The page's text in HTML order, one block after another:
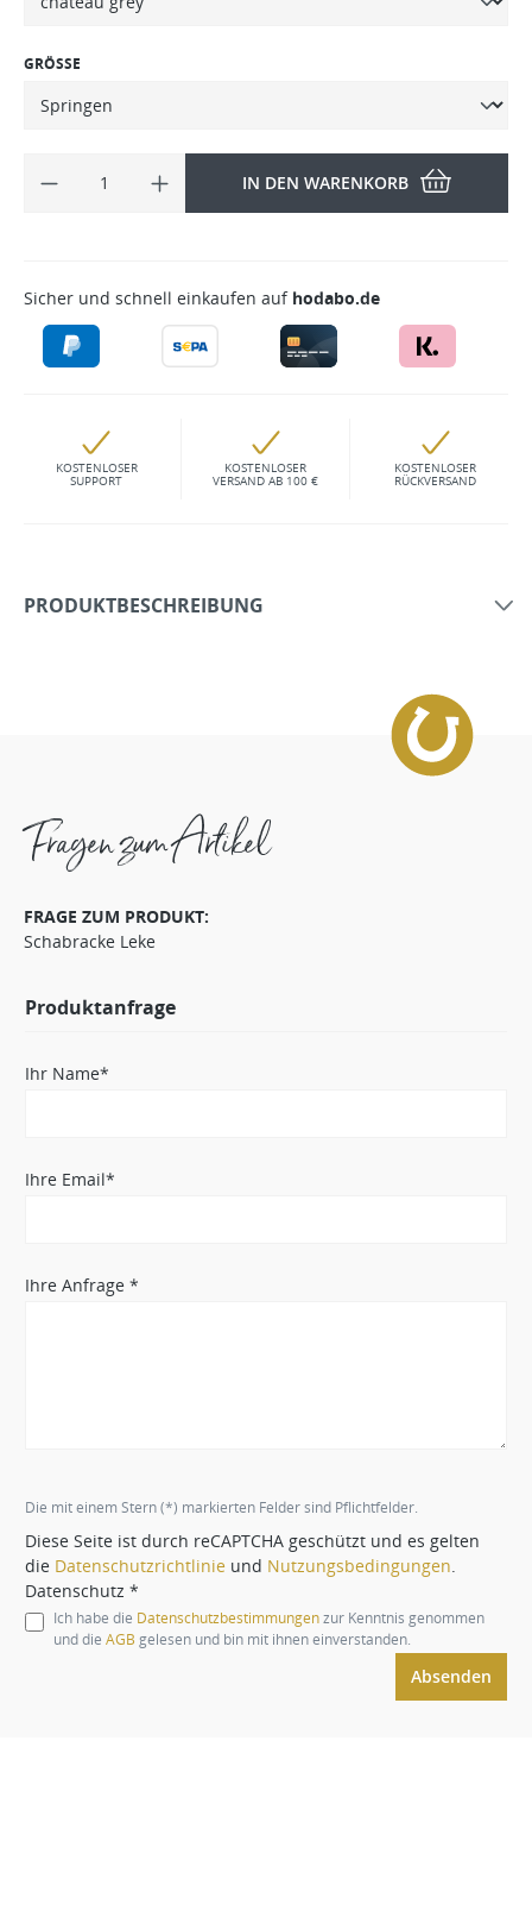
GRÖSSE
IN DEN WARENKORB
Sicher und schnell einkaufen auf hodabo.de
KOSTENLOSER
SUPPORT
KOSTENLOSER
VERSAND AB 100 €
KOSTENLOSER
RÜCKVERSAND
PRODUKTBESCHREIBUNG
Fragen zum Artikel
FRAGE ZUM PRODUKT:
Schabracke Leke
Produktanfrage
Ihr Name*
Ihre Email*
Ihre Anfrage *
Die mit einem Stern (*) markierten Felder sind Pflichtfelder.
Diese Seite ist durch reCAPTCHA geschützt und es gelten
die Datenschutzrichtlinie und Nutzungsbedingungen
Datenschutz *
Ich habe die Datenschutzbestimmungenzur Kenntnis genommen
und die AGB gelesen und bin mit ihnen einverstanden.
Absenden